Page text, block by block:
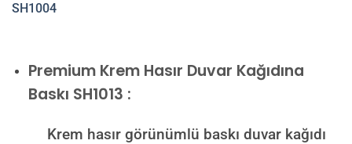
Premium Krem Hasır Duvar Kağıdına
Baskı SH1013 :
Krem hasır görünümlü baskı duvar kağıdı